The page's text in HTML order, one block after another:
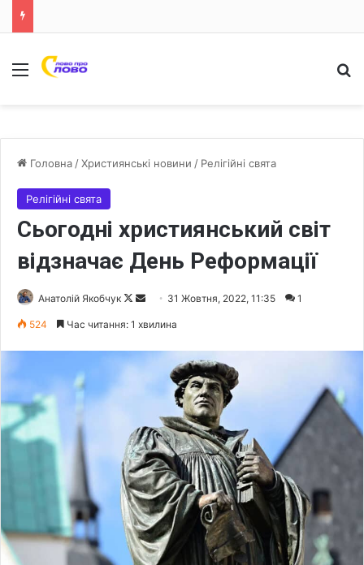
Меню
Головна /Християнські новини / Релігійні свята
Релігійні свята
Сьогодні християнський світ
відзначає День Реформації
Анатолій Якобчук
F
n
X
m
a
i
l
31 Жовтня, 2022, 11:35 1
524 Час читання: 1 хвилина